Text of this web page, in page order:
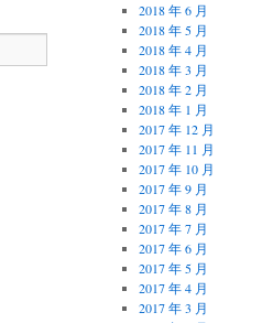
2018 年 6 月
2018 年 5 月
2018 年 4 月
2018 年 3 月
2018 年 2 月
2018 年 1 月
2017 年 12 月
2017 年 11 月
2017 年 10 月
2017 年 9 月
2017 年 8 月
2017 年 7 月
2017 年 6 月
2017 年 5 月
2017 年 4 月
2017 年 3 月